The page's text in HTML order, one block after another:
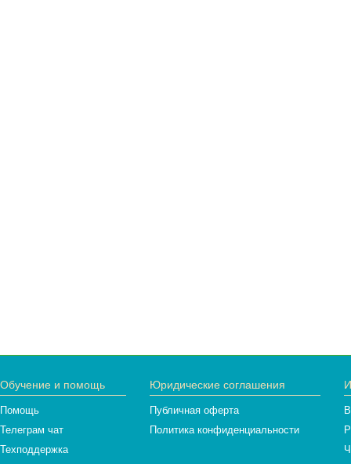
Обучение и помощь
Помощь
Телеграм чат
Техподдержка
Юридические соглашения
Публичная оферта
Политика конфиденциальности